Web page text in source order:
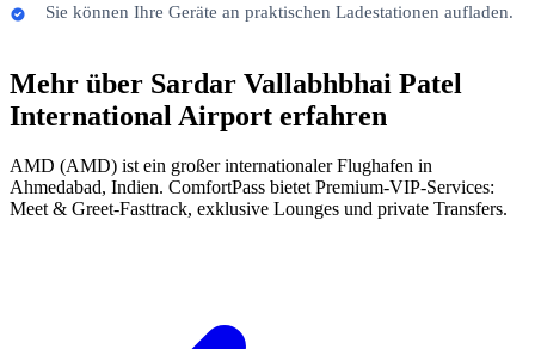
Sie können Ihre Geräte an praktischen Ladestationen aufladen.
Mehr über Sardar Vallabhbhai Patel
International Airport erfahren
AMD (AMD) ist ein großer internationaler Flughafen in
Ahmedabad, Indien. ComfortPass bietet Premium-VIP-Services:
Meet & Greet-Fasttrack, exklusive Lounges und private Transfers.